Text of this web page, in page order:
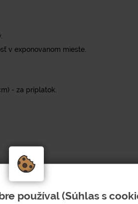
v exponovanom mieste.
- za príplatok.
používal (Súhlas s